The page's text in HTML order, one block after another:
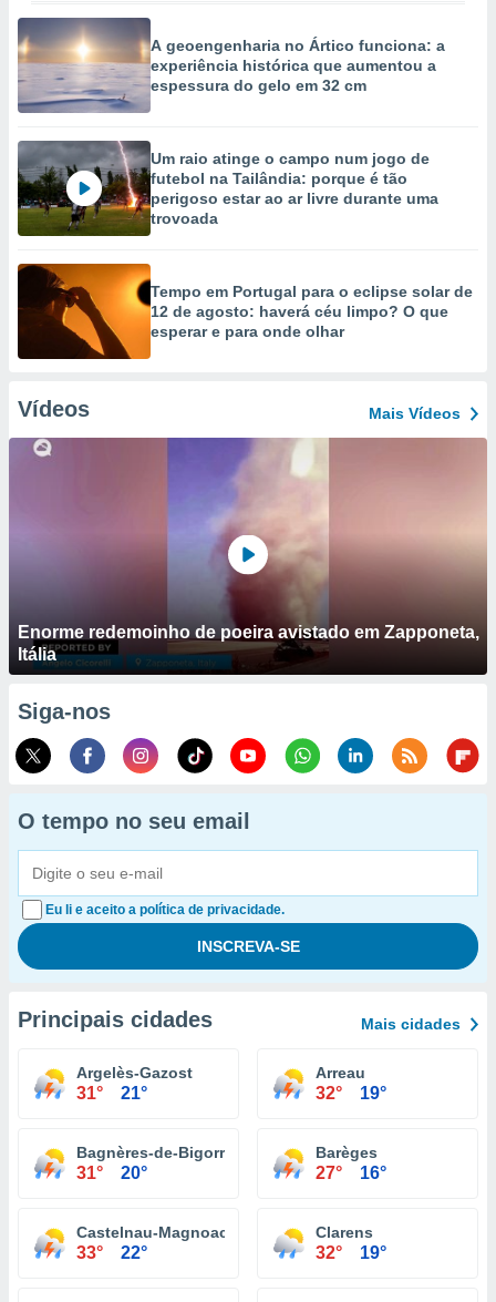
A geoengenharia no Ártico funciona: a
experiência histórica que aumentou a
espessura do gelo em 32 cm
Um raio atinge o campo num jogo de
futebol na Tailândia: porque é tão
perigoso estar ao ar livre durante uma
trovoada
Tempo em Portugal para o eclipse solar de
12 de agosto: haverá céu limpo? O que
esperar e para onde olhar
Vídeos Mais Vídeos
Enorme redemoinho de poeira avistado em Zapponeta,
Itália
Siga-nos
O tempo no seu email
Eu li e aceito a política de privacidade.
Principais cidades Mais cidades
Argelès-Gazost
31° 21°
Arreau
32° 19°
Bagnères-de-Bigorre
31° 20°
Barèges
27° 16°
Castelnau-Magnoac
33° 22°
Clarens
32° 19°